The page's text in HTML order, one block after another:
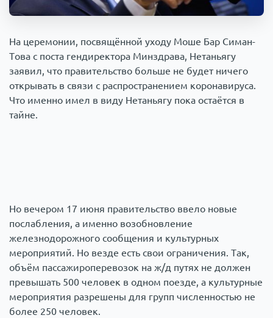
Происшествия 1000 мелочей
На церемонии, посвящённой уходу Моше Бар Симан-
Това с поста гендиректора Минздрава, Нетаньягу
заявил, что правительство больше не будет ничего
открывать в связи с распространением коронавируса.
Что именно имел в виду Нетаньягу пока остаётся в
тайне.
Но вечером 17 июня правительство ввело новые
послабления, а именно возобновление
железнодорожного сообщения и культурных
мероприятий. Но везде есть свои ограничения. Так,
объём пассажироперевозок на ж/д путях не должен
превышать 500 человек в одном поезде, а культурные
мероприятия разрешены для групп численностью не
более 250 человек.